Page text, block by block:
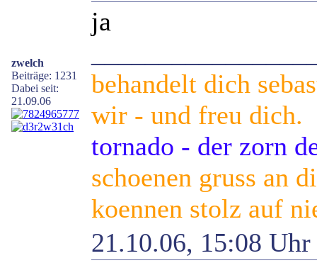
zwelch
Beiträge: 1231
Dabei seit:
21.09.06
ja
behandelt dich
wir - und freu dich.
tornado - der zorn
schoenen gruss an
koennen stolz auf
21.10.06, 15:08 Uhr